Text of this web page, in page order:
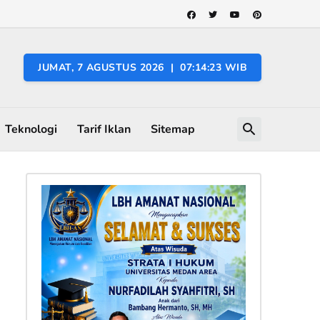
JUMAT, 7 AGUSTUS 2026 | 07:14:24 WIB
Teknologi Tarif Iklan Sitemap